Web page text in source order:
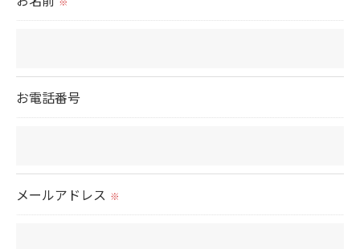
当社では、利用目的の達成に必要な範囲において、
お電話番号
メールアドレス ※